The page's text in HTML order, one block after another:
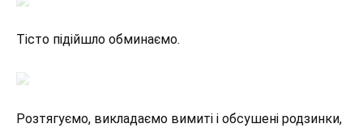
Тісто підійшло обминаємо.
Розтягуємо, викладаємо вимиті і обсушені родзинки,